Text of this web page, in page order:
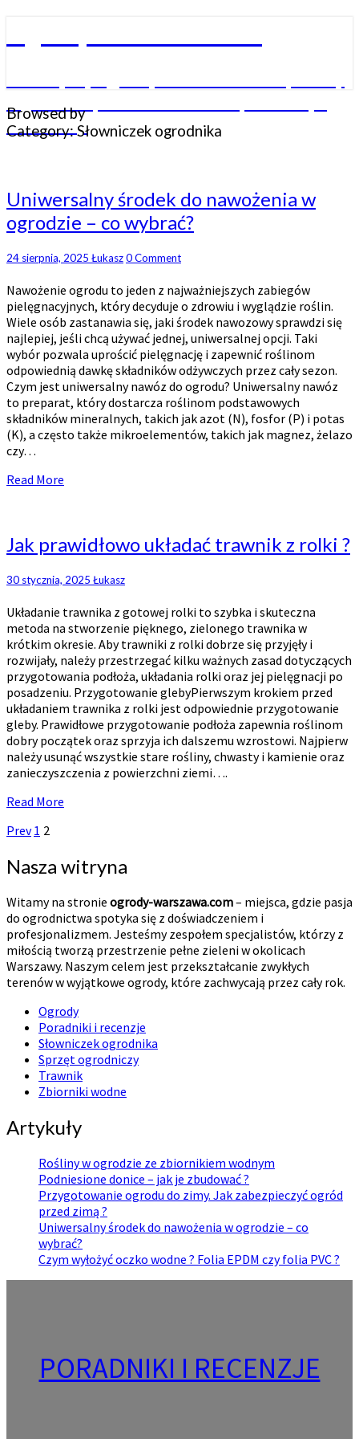
to
fontanny.
Browsed by
Category:Słowniczek ogrodnika
Uniwersalny
środek
do
w
–
co
wybrać?
Uniwersalny środek do nawożenia w
ogrodzie – co wybrać?
24 sierpnia, 2025 ŁukaszComments
0 Comment
Nawożenie ogrodu to jeden z najważniejszych zabiegów
pielęgnacyjnych, który decyduje o zdrowiu i wyglądzie roślin.
Wiele osób zastanawia się, jaki środek nawozowy sprawdzi się
najlepiej, jeśli chcą używać jednej, uniwersalnej opcji. Taki
wybór pozwala uprościć pielęgnację i zapewnić roślinom
odpowiednią dawkę składników odżywczych przez cały sezon.
Czym jest uniwersalny nawóz do ogrodu? Uniwersalny nawóz
to preparat, który dostarcza roślinom podstawowych
składników mineralnych, takich jak azot (N), fosfor (P) i potas
(K), a często także mikroelementów, takich jak magnez, żelazo
czy…
Read More
Jak
prawidłowo
układać
trawnik
z
rolki
?
Jak prawidłowo układać trawnik z rolki ?
30 stycznia, 2025 Łukasz
Układanie trawnika z gotowej rolki to szybka i skuteczna
metoda na stworzenie pięknego, zielonego trawnika w
krótkim okresie. Aby trawniki z rolki dobrze się przyjęły i
rozwijały, należy przestrzegać kilku ważnych zasad dotyczących
przygotowania podłoża, układania rolki oraz jej pielęgnacji po
posadzeniu. Przygotowanie glebyPierwszym krokiem przed
układaniem trawnika z rolki jest odpowiednie przygotowanie
gleby. Prawidłowe przygotowanie podłoża zapewnia roślinom
dobry początek oraz sprzyja ich dalszemu wzrostowi. Najpierw
należy usunąć wszystkie stare rośliny, chwasty i kamienie oraz
zanieczyszczenia z powierzchni ziemi….
Read More
Stronicowanie
wpisów
Prev 1 2
Nasza witryna
Witamy na stronie ogrody-warszawa.com– miejsca, gdzie pasja
do ogrodnictwa spotyka się z doświadczeniem i
profesjonalizmem. Jesteśmy zespołem specjalistów, którzy z
miłością tworzą przestrzenie pełne zieleni w okolicach
Warszawy. Naszym celem jest przekształcanie zwykłych
terenów w wyjątkowe ogrody, które zachwycają przez cały rok.
Ogrody
Poradniki i recenzje
Słowniczek ogrodnika
Sprzęt ogrodniczy
Trawnik
Zbiorniki wodne
Artykuły
Rośliny w ogrodzie ze zbiornikiem wodnym
Podniesione donice – jak je zbudować ?
Przygotowanie ogrodu do zimy. Jak zabezpieczyć ogród
przed zimą ?
Uniwersalny środek do nawożenia w ogrodzie – co
wybrać?
Czym wyłożyć oczko wodne ? Folia EPDM czy folia PVC ?
PORADNIKI I RECENZJE